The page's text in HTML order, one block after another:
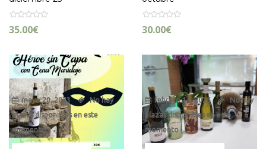
35.00€ 30.00€
mayo 20, 2023
No hay
plazas disponibles en este
momento
febrero 14, 2025
No hay
plazas disponibles en este
momento